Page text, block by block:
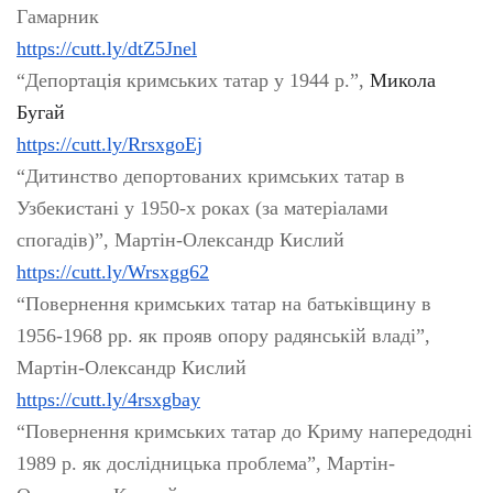
Гамарник
https://cutt.ly/dtZ5Jnel
“Депортація кримських татар у 1944 р.”, Микола
Бугай
https://cutt.ly/RrsxgoEj
“Дитинство депортованих кримських татар в
Узбекистані у 1950-х роках (за матеріалами
спогадів)”, Мартін-Олександр Кислий
https://cutt.ly/Wrsxgg62
“Повернення кримських татар на батьківщину в
1956-1968 рр. як прояв опору радянській владі”,
Мартін-Олександр Кислий
https://cutt.ly/4rsxgbay
“Повернення кримських татар до Криму напередодні
1989 р. як дослідницька проблема”, Мартін-